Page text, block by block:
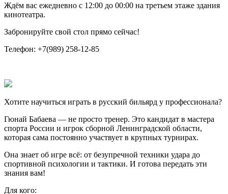
Ждём вас ежедневно с 12:00 до 00:00 на третьем этаже здания
кинотеатра.
Забронируйте свой стол прямо сейчас!
Телефон: +7(989) 258-12-85
Хотите научиться играть в русский бильярд у профессионала?
Гюнай Бабаева — не просто тренер. Это кандидат в мастера
спорта России и игрок сборной Ленинградской области,
которая сама постоянно участвует в крупных турнирах.
Она знает об игре всё: от безупречной техники удара до
спортивной психологии и тактики. И готова передать эти
знания вам!
Для кого: